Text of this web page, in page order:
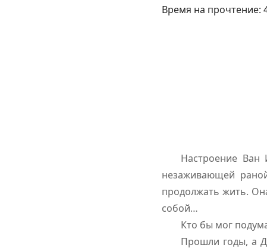
Время на прочтение:
Настроение
незаживающей
продолжать жить.
собой…
Кто бы мог
Прошли годы, а